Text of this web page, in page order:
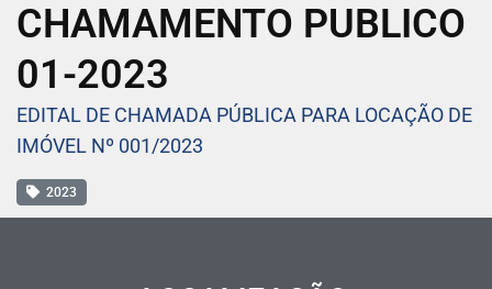
CHAMAMENTO PUBLICO
01-2023
EDITAL DE CHAMADA PÚBLICA PARA LOCAÇÃO DE
IMÓVEL Nº 001/2023
2023